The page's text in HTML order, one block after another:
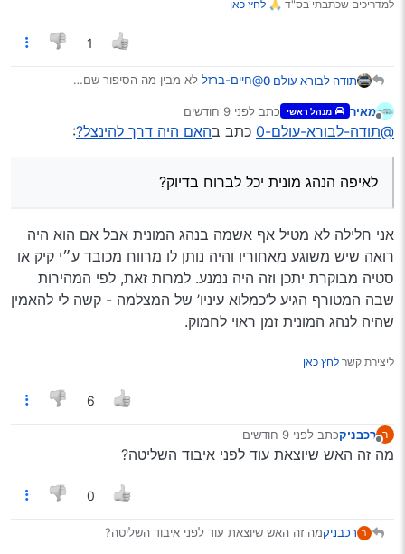
למדריכים שכתבתי בס"ד 🙏 לחץ כאן
1
תודה לבורא עולם 0 @חיים-ברזל לא מבין מה הסיפור שם…
מונית יכל לברוח בדיוק?
והרכב המצלם גם לא היה לאן לברוח…
מנותק
מאיר מנהל ראשי כתב לפני 9 חודשים
נערך לאחרונה על ידי
@תודה-לבורא-עולם-0 כתב בהאם היה דרך להינצל?:
לאיפה הנהג מונית יכל לברוח בדיוק?
אני חלילה לא מטיל אף אשמה בנהג המונית אבל אם הוא היה
רואה שיש משוגע מאחוריו והיה נותן לו מרווח מכובד ע״י קיק או
סטיה מבוקרת יתכן וזה היה נמנע. למרות זאת, לפי המהירות
שבה המטורף הגיע ל’כמלוא עיניו’ של המצלמה - קשה לי להאמין
שהיה לנהג המונית זמן ראוי לחמוק.
ליצירת קשר לחץ כאן
6
ר
מנותק
רכבניקכתב לפני 9 חודשים
נערך לאחרונה על ידי
מה זה האש שיוצאת עוד לפני איבוד השליטה?
0
ר רכבניקמה זה האש שיוצאת עוד לפני איבוד השליטה?